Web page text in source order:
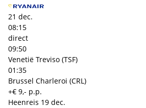
21 dec.
08:15
direct
09:50
Venetië Treviso (TSF)
01:35
Brussel Charleroi (CRL)
+€ 9,- p.p.
Heenreis 19 dec.